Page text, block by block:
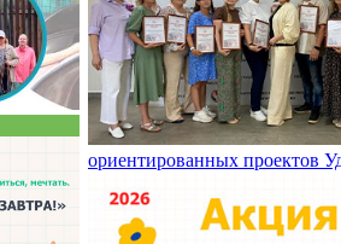
ориентированных проектов